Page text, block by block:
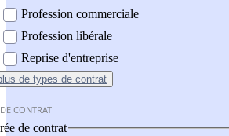
Profession commerciale
Profession libérale
Reprise d'entreprise
de types de contrat
CONTRAT
de contrat